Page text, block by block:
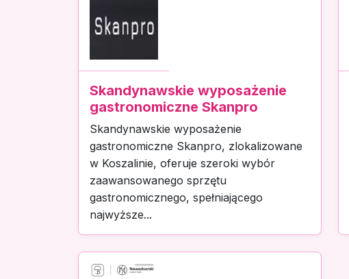
Skandynawskie wyposażenie
gastronomiczne Skanpro
Skandynawskie wyposażenie
gastronomiczne Skanpro, zlokalizowane
w Koszalinie, oferuje szeroki wybór
zaawansowanego sprzętu
gastronomicznego, spełniającego
najwyższe...